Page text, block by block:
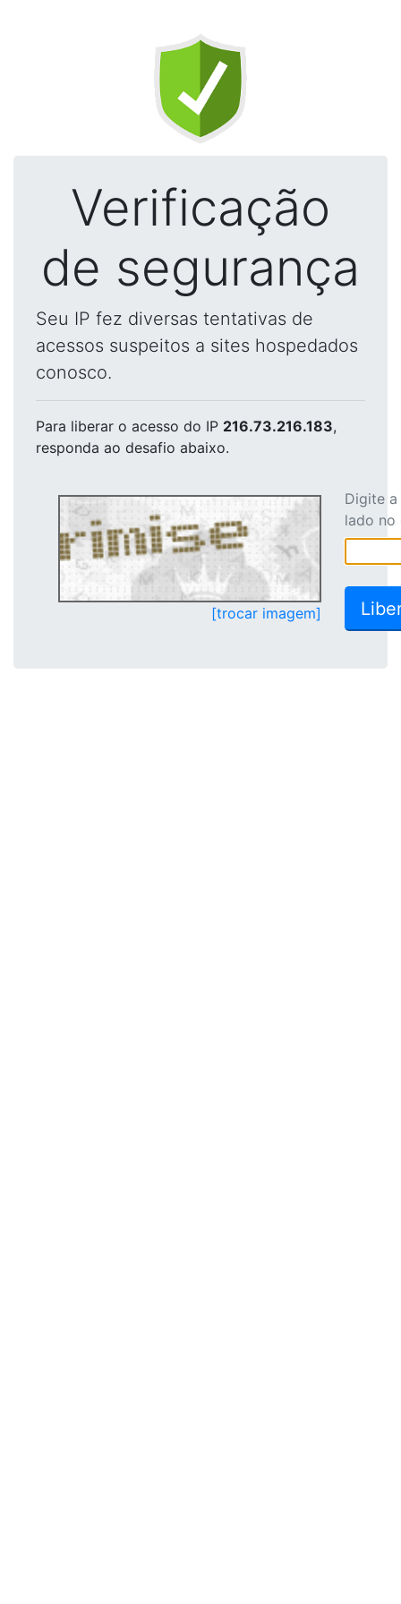
Verificação
de segurança
Seu IP fez diversas tentativas de
acessos suspeitos a sites hospedados
conosco.
Para liberar o acesso do IP 216.73.216.183,
responda ao desafio abaixo.
[trocar imagem]
Digite
lado no